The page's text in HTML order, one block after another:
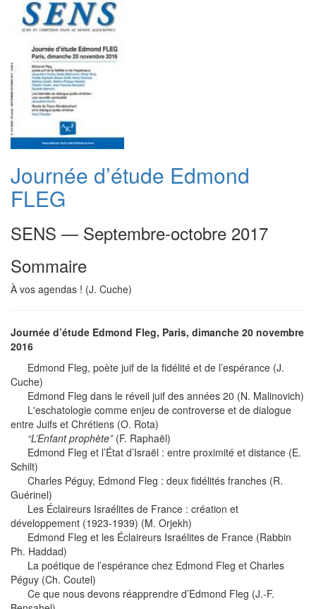
Journée d’étude Edmond
FLEG
SENS — Septembre-octobre 2017
Sommaire
À vos agendas ! (J. Cuche)
Journée d’étude Edmond Fleg, Paris, dimanche 20 novembre
2016
Edmond Fleg, poète juif de la fidélité et de l’espérance (J.
Cuche)
Edmond Fleg dans le réveil juif des années 20 (N. Malinovich)
L'eschatologie comme enjeu de controverse et de dialogue
entre Juifs et Chrétiens (O. Rota)
“L’Enfant prophète”(F. Raphaël)
Edmond Fleg et l’État d’Israël : entre proximité et distance (E.
Schilt)
Charles Péguy, Edmond Fleg : deux fidélités franches (R.
Guérinel)
Les Éclaireurs Israélites de France : création et
développement (1923-1939) (M. Orjekh)
Edmond Fleg et les Éclaireurs Israélites de France (Rabbin
Ph. Haddad)
La poétique de l’espérance chez Edmond Fleg et Charles
Péguy (Ch. Coutel)
Ce que nous devons réapprendre d’Edmond Fleg (J.-F.